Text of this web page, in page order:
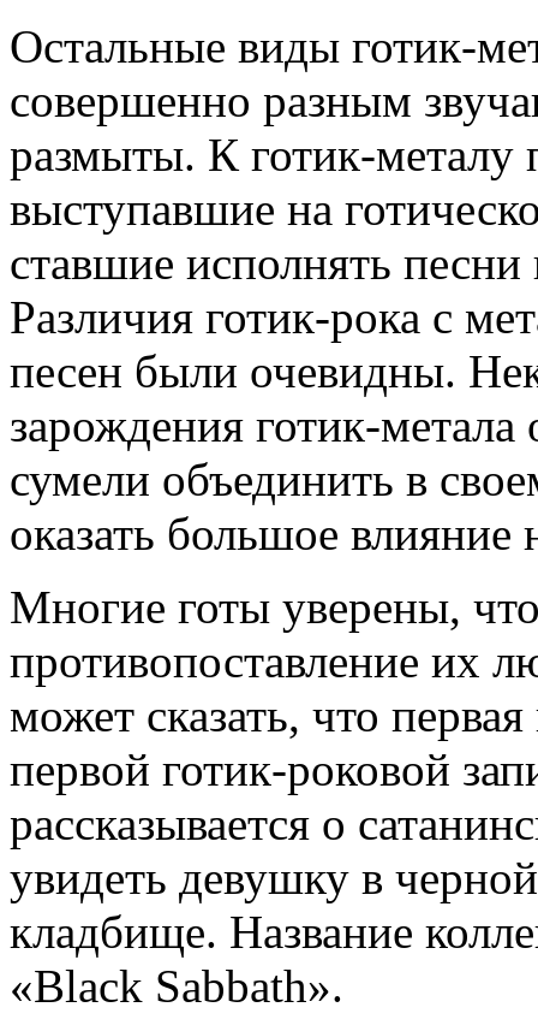
Остальные виды готик-
совершенно разным
размыты. К готик-металу
выступавшие на
ставшие исполнять
Различия готик-рока с
песен были очевидны.
зарождения готик-
сумели объединить в
оказать большое влияние
Многие готы уверены,
противопоставление их
может сказать, что
первой готик-роковой
рассказывается о
увидеть девушку в
кладбище. Название
«Black Sabbath».